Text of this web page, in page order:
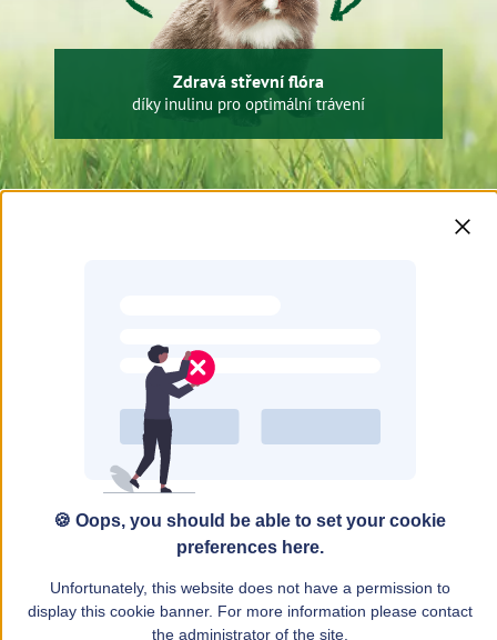
Zdravá střevní flóra
díky inulinu pro optimální trávení